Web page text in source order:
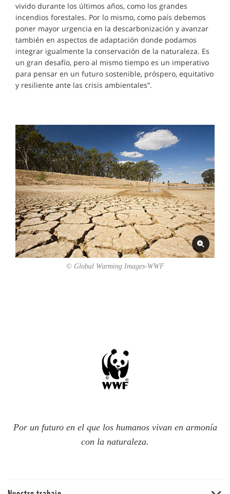
vivido durante los últimos años, como los grandes
incendios forestales. Por lo mismo, como país debemos
poner mayor urgencia en la descarbonización y avanzar
también en aspectos de adaptación donde podamos
integrar igualmente la conservación de la naturaleza. Es
un gran desafío, pero al mismo tiempo es un imperativo
para pensar en un futuro sostenible, próspero, equitativo
y resiliente ante las crisis ambientales”.
© Global Warming Images-WWF
Por un futuro en el que los humanos vivan en armonía
con la naturaleza.